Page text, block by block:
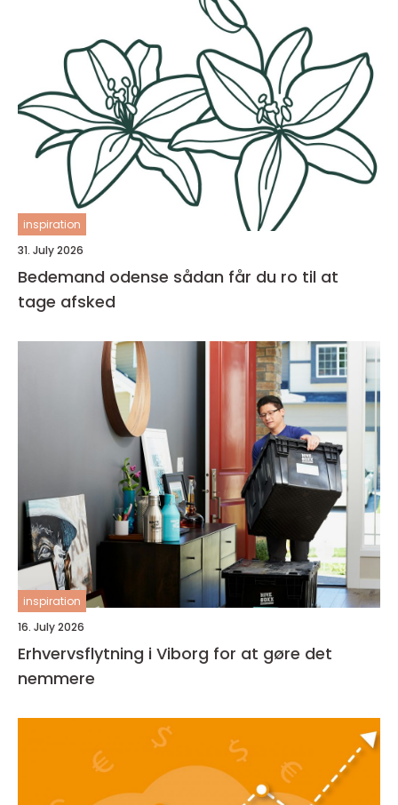
inspiration
31. July 2026
Bedemand odense sådan får du ro til at
tage afsked
inspiration
16. July 2026
Erhvervsflytning i Viborg for at gøre det
nemmere